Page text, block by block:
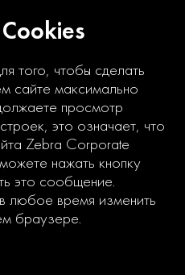
того, чтобы сделать
сайте максимально
просмотр
это означает, что
Zebra Corporate
нажать кнопку
это сообщение.
любое время изменить
браузере.